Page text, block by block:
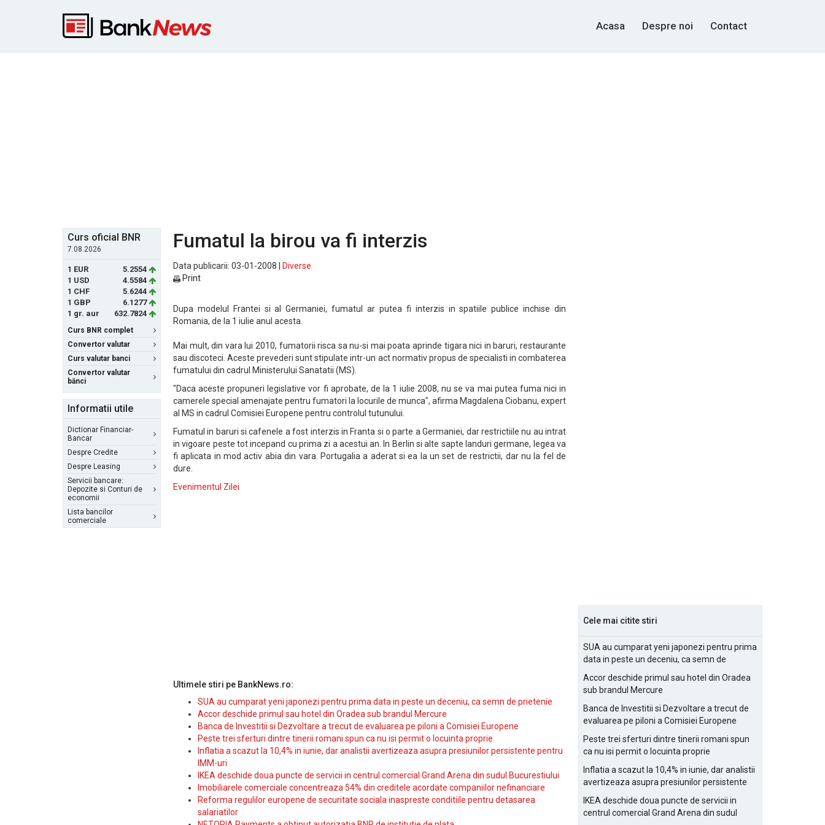
Acasa Despre noi Contact
Curs oficial BNR
7.08.2026
1 EUR
5.2554
1 USD
4.5584
1 CHF
5.6244
1 GBP
6.1277
1 gr. aur
632.7824
Curs BNR complet
Convertor valutar
Curs valutar banci
Convertor valutar
bănci
Informatii utile
Dictionar Financiar-
Bancar
Despre Credite
Despre Leasing
Servicii bancare:
Depozite si Conturi de
economii
Lista bancilor
comerciale
Fumatul la birou va fi interzis
Data publicarii: 03-01-2008 |
Diverse
Print
Dupa modelul Frantei si al Germaniei, fumatul ar putea fi interzis in spatiile publice inchise din
Romania, de la 1 iulie anul acesta.
Mai mult, din vara lui 2010, fumatorii risca sa nu-si mai poata aprinde tigara nici in baruri, restaurante
sau discoteci. Aceste prevederi sunt stipulate intr-un act normativ propus de specialisti in combaterea
fumatului din cadrul Ministerului Sanatatii (MS).
"Daca aceste propuneri legislative vor fi aprobate, de la 1 iulie 2008, nu se va mai putea fuma nici in
camerele special amenajate pentru fumatori la locurile de munca", afirma Magdalena Ciobanu, expert
al MS in cadrul Comisiei Europene pentru controlul tutunului.
Fumatul in baruri si cafenele a fost interzis in Franta si o parte a Germaniei, dar restrictiile nu au intrat
in vigoare peste tot incepand cu prima zi a acestui an. In Berlin si alte sapte landuri germane, legea va
fi aplicata in mod activ abia din vara. Portugalia a aderat si ea la un set de restrictii, dar nu la fel de
dure.
Evenimentul Zilei
Ultimele stiri pe BankNews.ro:
SUA au cumparat yeni japonezi pentru prima data in peste un deceniu, ca semn de prietenie
Accor deschide primul sau hotel din Oradea sub brandul Mercure
Banca de Investitii si Dezvoltare a trecut de evaluarea pe piloni a Comisiei Europene
Peste trei sferturi dintre tinerii romani spun ca nu isi permit o locuinta proprie
Inflatia a scazut la 10,4% in iunie, dar analistii avertizeaza asupra presiunilor persistente pentru
IMM-uri
IKEA deschide doua puncte de servicii in centrul comercial Grand Arena din sudul Bucurestiului
Imobiliarele comerciale concentreaza 54% din creditele acordate companiilor nefinanciare
Reforma regulilor europene de securitate sociala inaspreste conditiile pentru detasarea
salariatilor
Cele mai citite stiri
SUA au cumparat yeni japonezi pentru prima
data in peste un deceniu, ca semn de
Accor deschide primul sau hotel din Oradea
sub brandul Mercure
Banca de Investitii si Dezvoltare a trecut de
evaluarea pe piloni a Comisiei Europene
Peste trei sferturi dintre tinerii romani spun
ca nu isi permit o locuinta proprie
Inflatia a scazut la 10,4% in iunie, dar analistii
avertizeaza asupra presiunilor persistente
IKEA deschide doua puncte de servicii in
centrul comercial Grand Arena din sudul